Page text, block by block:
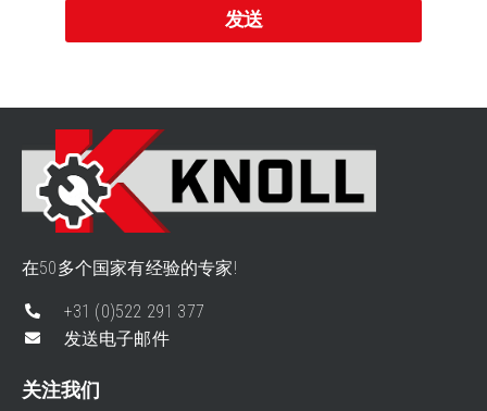
发送
在50多个国家有经验的专家!
+31 (0)522 291 377
发送电子邮件
关注我们